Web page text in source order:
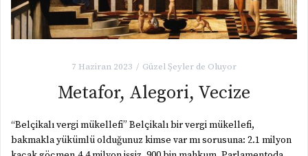
7 Haziran 2023 Güzel Şeyler de Oluyor
Metafor, Alegori, Vecize
“Belçikalı vergi mükellefi” Belçikalı bir vergi mükellefi,
bakmakla yükümlü olduğunuz kimse var mı sorusuna: 2.1 milyon